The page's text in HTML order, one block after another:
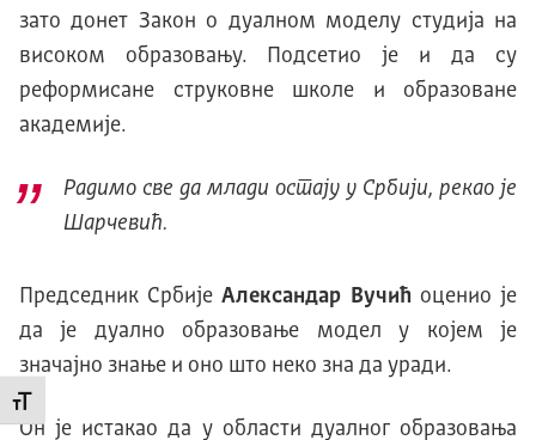
Промени величину слова
зато донет Закон о дуалном моделу студија на
високом образовању. Подсетио је и да су
реформисане струковне школе и образоване
академије.
Радимо све да млади остају у Србији, рекао је
Шарчевић.
Председник СрбијеАлександар Вучићоценио је
да је дуално образовање модел у којем је
значајно знање и оно што неко зна да уради.
Он је истакао да у области дуалног образовања